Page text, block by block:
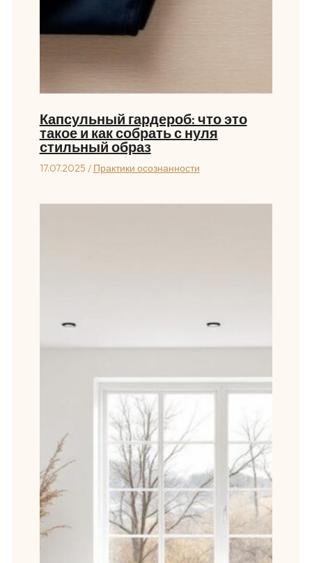
Капсульный гардероб: что это
такое и как собрать с нуля
стильный образ
17.07.2025 / Практики осознанности